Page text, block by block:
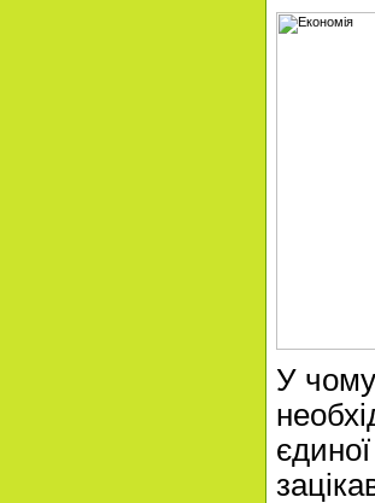
У чому